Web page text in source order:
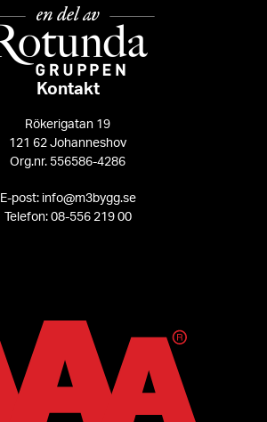
Kontakt
Rökerigatan 19
121 62 Johanneshov
Org.nr. 556586-4286
E-post: info@m3bygg.se
Telefon: 08-556 219 00